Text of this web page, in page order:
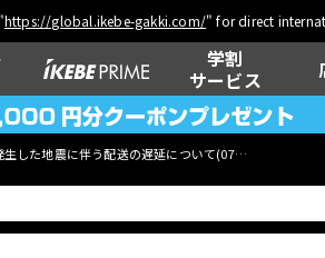
https://global.ikebe-gakki.com/" for direct
学割
サービス
生した地震に伴う配送の遅延について(07月29日